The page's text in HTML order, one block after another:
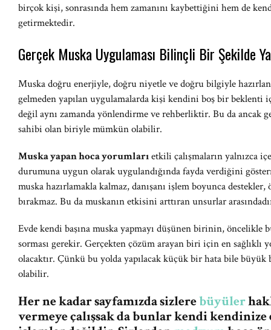
birçok kişi, sonrasında hem zamanını kaybettiğini hem de
getirmektedir.
Gerçek Muska Uygulaması Bilinçli Bir Şekilde
Muska doğru enerjiyle, doğru niyetle ve doğru bilgiyle
gelmeden yapılan uygulamalarda kişi kendini boş bir beklenti
değil aynı zamanda yönlendirme ve rehberliktir. Bu da ancak
sahibi olan biriyle mümkün olabilir.
Muska yapan hoca yorumlarıetkili çalışmaların yalnızca
durumuna uygun olarak uygulandığında fayda verdiğini
muska hazırlamakla kalmaz, danışanı işlem boyunca
bırakmaz. Bu da muskanın etkisini arttıran unsurlar
Evde kendi başına muska yapmayı düşünen birinin,
sorması gerekir. Gerçekten çözüm arayan biri için en
olacaktır. Çünkü bu yolda yapılacak küçük bir hata bile büyük
olabilir.
Her ne kadar sayfamızda sizlerebüyüler
vermeye çalışsak da bunlar kendi